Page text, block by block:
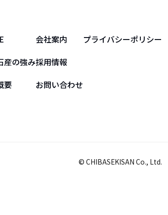
産の強み
要
会社案内
採用情報
お問い合わせ
プライバシーポリシー
© CHIBASEKISAN Co., Ltd.